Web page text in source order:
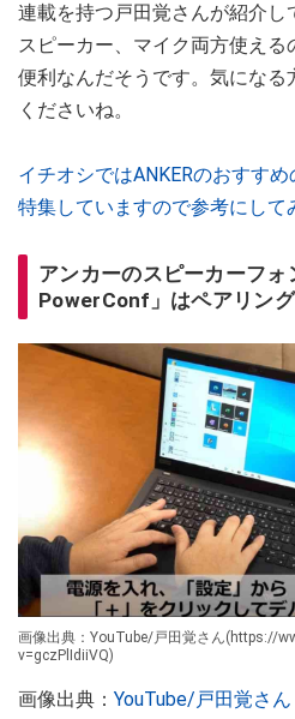
連載を持つ戸田覚さんが紹介
スピーカー、マイク両方使える
便利なんだそうです。気になる
くださいね。
イチオシではANKERのおすす
特集していますので参考にして
アンカーのスピーカーフ
PowerConf」はペアリング
画像出典：YouTube/戸田覚さん(https://
v=gczPlIdiiVQ)
画像出典： YouTube/戸田覚さ